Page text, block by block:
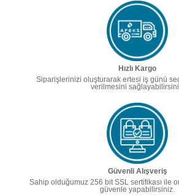
Hızlı Kargo
Siparişlerinizi oluşturarak ertesi iş günü
verilmesini
Güvenli Alışveriş
Sahip olduğumuz 256 bit SSL sertifikası ile
güvenle yapabilirsiniz.